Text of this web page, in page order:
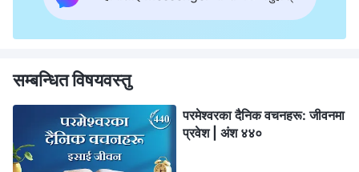
सम्बन्धित विषयवस्तु
परमेश्‍वरका दैनिक वचनहरू: जीवनमा
प्रवेश | अंश ४४०